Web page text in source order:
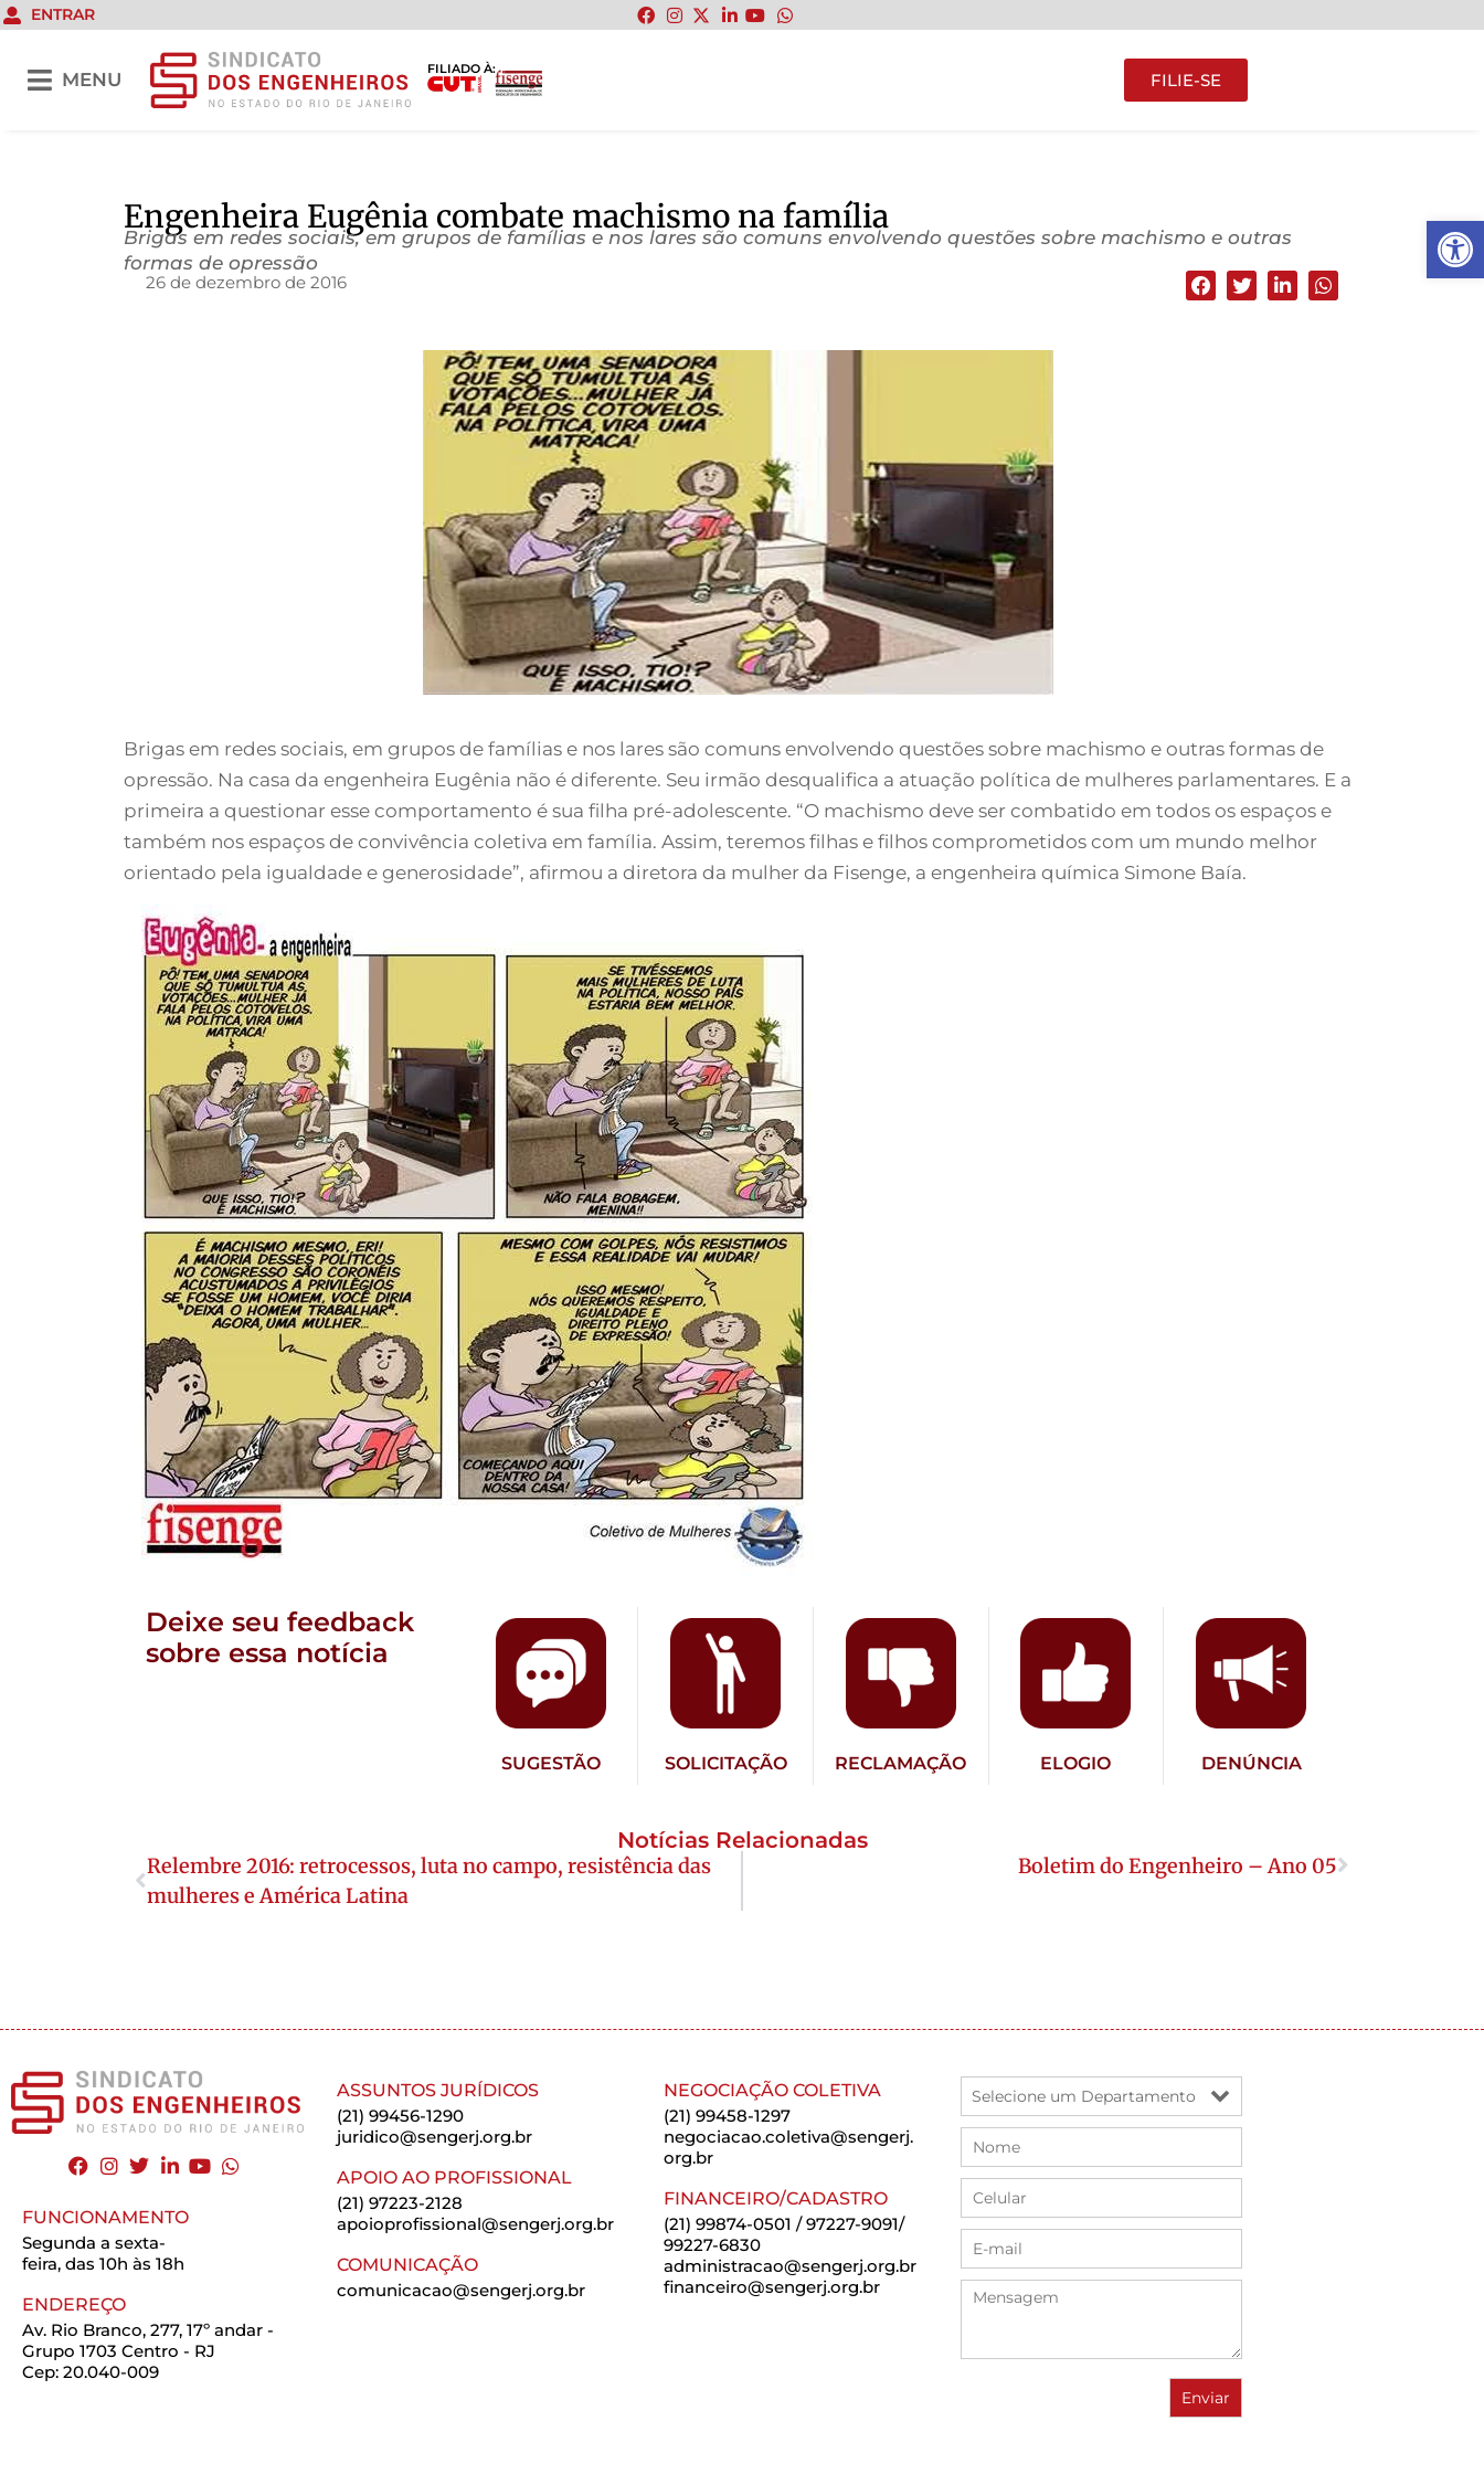
Abrir
ENTRAR
MENU
FILIADO À:
FILIE-SE
Engenheira Eugênia combate machismo na família
Brigas em redes sociais, em grupos de famílias e nos lares são comuns envolvendo questões sobre machismo e outras
formas de opressão
26 de dezembro de 2016
Brigas em redes sociais, em grupos de famílias e nos lares são comuns envolvendo questões sobre machismo e outras formas de
opressão. Na casa da engenheira Eugênia não é diferente. Seu irmão desqualifica a atuação política de mulheres parlamentares. E a
primeira a questionar esse comportamento é sua filha pré-adolescente. “O machismo deve ser combatido em todos os espaços e
também nos espaços de convivência coletiva em família. Assim, teremos filhas e filhos comprometidos com um mundo melhor
orientado pela igualdade e generosidade”, afirmou a diretora da mulher da Fisenge, a engenheira química Simone Baía.
Deixe seu feedback
sobre essa notícia
SUGESTÃO SOLICITAÇÃO RECLAMAÇÃO ELOGIO DENÚNCIA
Notícias Relacionadas
Relembre 2016: retrocessos, luta no campo, resistência das
mulheres e América Latina
Boletim do Engenheiro – Ano 05
FUNCIONAMENTO
Segunda a sexta-
feira, das 10h às 18h
ENDEREÇO
Av. Rio Branco, 277, 17º andar -
Grupo 1703 Centro - RJ
Cep: 20.040-009
ASSUNTOS JURÍDICOS
(21) 99456-1290
juridico@sengerj.org.br
APOIO AO PROFISSIONAL
(21) 97223-2128
apoioprofissional@sengerj.org.br
COMUNICAÇÃO
comunicacao@sengerj.org.br
NEGOCIAÇÃO COLETIVA
(21) 99458-1297
negociacao.coletiva@sengerj.
org.br
FINANCEIRO/CADASTRO
(21) 99874-0501 / 97227-9091/
99227-6830
administracao@sengerj.org.br
financeiro@sengerj.org.br